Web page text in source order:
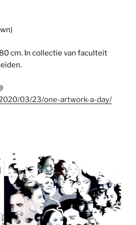
cm. In collectie van faculteit
03/23/one-artwork-a-day/